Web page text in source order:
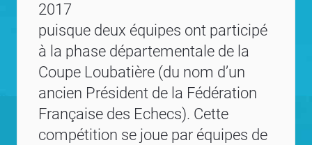
2017
puisque deux équipes ont participé
à la phase départementale de la
Coupe Loubatière (du nom d’un
ancien Président de la Fédération
Française des Echecs). Cette
compétition se joue par équipes de